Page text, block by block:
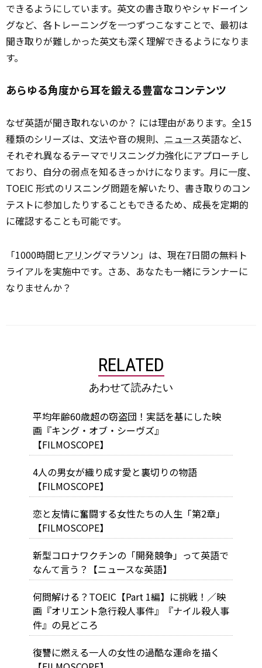
できるようにしています。英文の書き取りやシャドーイン
グなど、各トレーニングを一つずつこなすことで、最初は
聞き取りが難しかった英文も深く理解できるようになりま
す。
あらゆる角度から耳を鍛える豊富なコンテンツ
なぜ英語が聞き取れないのか？ には理由があります。全15
種類のシリーズは、文法や音の規則、 ニュース英語など、
それぞれ異なるテーマでリスニング力強化にアプローチし
ており、自分の弱点を知るきっかけになります。月に一度、
TOEIC 形式のリスニング問題を解いたり、書き取りのコン
テストに参加したりすることもできるため、成長を定期的
に確認することも可能です。
「1000時間ヒアリ ングマラソン」は、現在7日間の無料ト
ライアルを実施中です。さあ、あなたも一緒にランナーに
なりませんか？
RELATED
あわせて読みたい
平均年齢60歳超の窃盗団！実話を基にした映
画『キング・オブ・シーヴズ』
【FILMOSCOPE】
4人の男女が織り成す愛と裏切りの物語
【FILMOSCOPE】
恋と友情に奮闘する女性たちの人生「第2章」
【FILMOSCOPE】
新型コロナワクチンの「開発競争」って英語で
なんて言う？【ニュースな英語】
何問解ける？TOEIC【Part 1編】に挑戦！／映
画『オリエント急行殺人事件』『ナイル殺人事
件』の見どころ
復讐に燃える一人の女性の過酷な運命を描く